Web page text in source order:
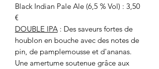
Black Indian Pale Ale (6,5 % Vol) : 3,50
€
DOUBLE IPA : Des saveurs fortes de
houblon en bouche avec des notes de
pin, de pamplemousse et d'ananas.
Une amertume soutenue grâce aux